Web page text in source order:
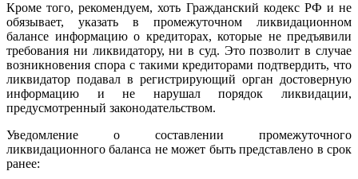
Кроме того, рекомендуем, хоть Гражданский кодекс РФ и не
обязывает, указать в промежуточном ликвидационном
балансе информацию о кредиторах, которые не предъявили
требования ни ликвидатору, ни в суд. Это позволит в случае
возникновения спора с такими кредиторами подтвердить, что
ликвидатор подавал в регистрирующий орган достоверную
информацию и не нарушал порядок ликвидации,
предусмотренный законодательством.
Уведомление о составлении промежуточного
ликвидационного баланса не может быть представлено в срок
ранее: